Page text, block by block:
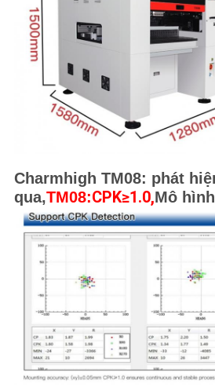
Charmhigh TM08: phát
qua,TM08:CPK≥1.0,Mô